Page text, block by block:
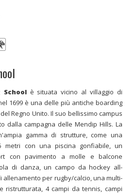
School è situata vicino al villaggio di
1699 è una delle più antiche boarding
Regno Unito. Il suo bellissimo campus
dalla campagna delle Mendip Hills. La
gamma di strutture, come una
metri con una piscina gonfiabile, un
con pavimento a molle e balcone
di danza, un campo da hockey all-
allenamento per rugby/calcio, una multi-
ristrutturata, 4 campi da tennis, campi